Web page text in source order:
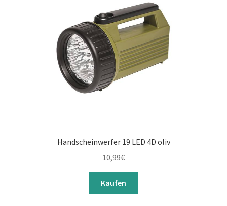
Handscheinwerfer 19 LED 4D oliv
10,99€
Kaufen